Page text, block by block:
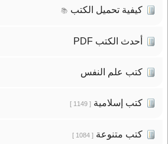
كيفية تحميل الكتب 📚
أحدث الكتب PDF
كتب علم النفس
كتب إسلامية[ 1149 ]
كتب متنوعة[ 1084 ]